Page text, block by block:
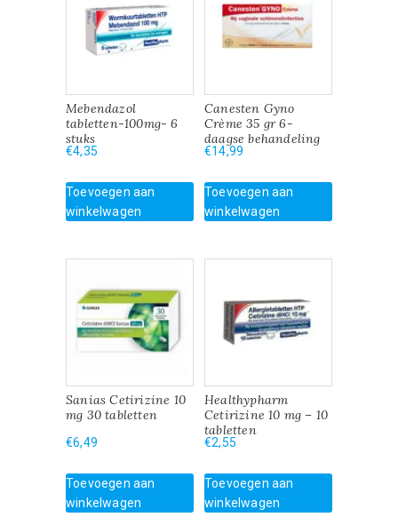
Mebendazol
tabletten-100mg- 6
stuks
€4,35
Toevoegen aan
winkelwagen
Canesten Gyno
Crème 35 gr 6-
daagse behandeling
€14,99
Toevoegen aan
winkelwagen
Sanias Cetirizine 10
mg 30 tabletten
€6,49
Toevoegen aan
winkelwagen
Healthypharm
Cetirizine 10 mg – 10
tabletten
€2,55
Toevoegen aan
winkelwagen